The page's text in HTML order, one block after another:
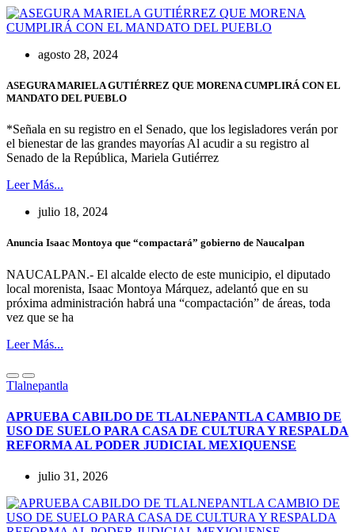
agosto 28, 2024
ASEGURA MARIELA GUTIÉRREZ QUE MORENA CUMPLIRÁ CON EL
MANDATO DEL PUEBLO
*Señala en su registro en el Senado, que los legisladores verán por
el bienestar de las grandes mayorías Al acudir a su registro al
Senado de la República, Mariela Gutiérrez
Leer Más...
julio 18, 2024
Anuncia Isaac Montoya que “compactará” gobierno de Naucalpan
NAUCALPAN.- El alcalde electo de este municipio, el diputado
local morenista, Isaac Montoya Márquez, adelantó que en su
próxima administración habrá una “compactación” de áreas, toda
vez que se ha
Leer Más...
Tlalnepantla
APRUEBA CABILDO DE TLALNEPANTLA CAMBIO DE
USO DE SUELO PARA CASA DE CULTURA Y RESPALDA
REFORMA AL PODER JUDICIAL MEXIQUENSE
julio 31, 2026